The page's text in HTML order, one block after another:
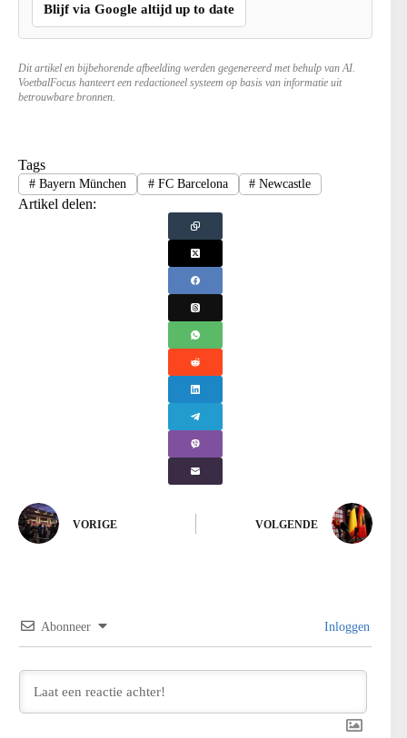
Blijf via Google altijd up to date
Dit artikel en bijbehorende afbeelding werden gegenereerd met behulp van AI.
VoetbalFocus hanteert een redactioneel systeem op basis van informatie uit
betrouwbare bronnen.
Tags
#Bayern München #FC Barcelona # Newcastle
Artikel delen:
VORIGE VOLGENDE
Abonneer Inloggen